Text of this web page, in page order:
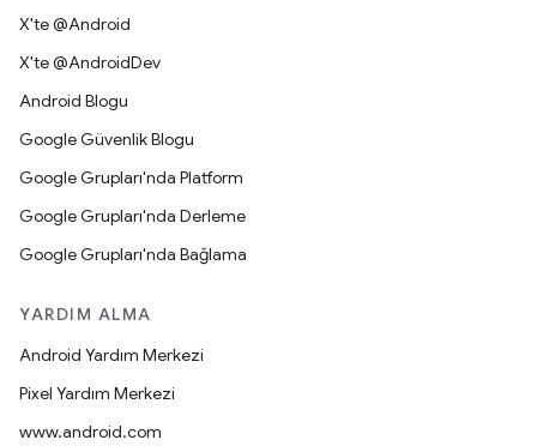
X'te @Android
X'te @AndroidDev
Android Blogu
Google Güvenlik Blogu
Google Grupları'nda Platform
Google Grupları'nda Derleme
Google Grupları'nda Bağlama
YARDIM ALMA
Android Yardım Merkezi
Pixel Yardım Merkezi
www.android.com